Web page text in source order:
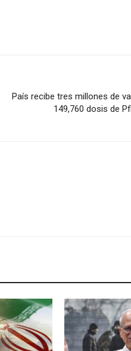
País recibe tres millones de
149,760 dosis de